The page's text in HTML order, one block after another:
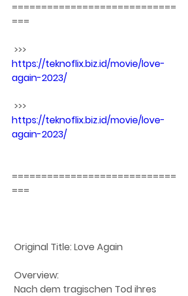
============================
===
https://teknoflix.biz.id/movie/love-
again-2023/
https://teknoflix.biz.id/movie/love-
again-2023/
============================
===
Original Title: Love Again
Overview: